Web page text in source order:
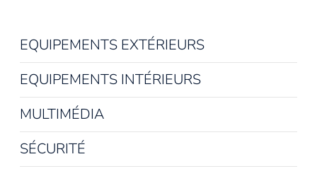
EQUIPEMENTS EXTÉRIEURS
EQUIPEMENTS INTÉRIEURS
MULTIMÉDIA
SÉCURITÉ